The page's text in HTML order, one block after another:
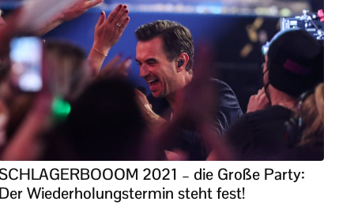
2021 – die Große Party:
Wiederholungstermin steht fest!